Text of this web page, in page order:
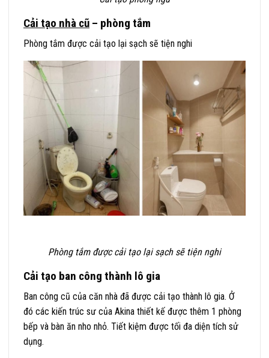
Cải tạo nhà cũ – phòng tắm
Phòng tắm được cải tạo lại sạch sẽ tiện nghi
Phòng tắm được cải tạo lại sạch sẽ tiện nghi
Cải tạo ban công thành lô gia
Ban công cũ của căn nhà đã được cải tạo thành lô gia. Ở
đó các kiến trúc sư của Akina thiết kế được thêm 1 phòng
bếp và bàn ăn nho nhỏ. Tiết kiệm được tối đa diện tích sử
dụng.